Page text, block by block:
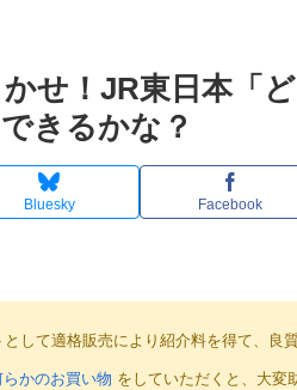
せ！JR東日本「
きるかな？
Bluesky Facebook
して適格販売により紹介料を得て、良
かのお買い物 をしていただくと、大変